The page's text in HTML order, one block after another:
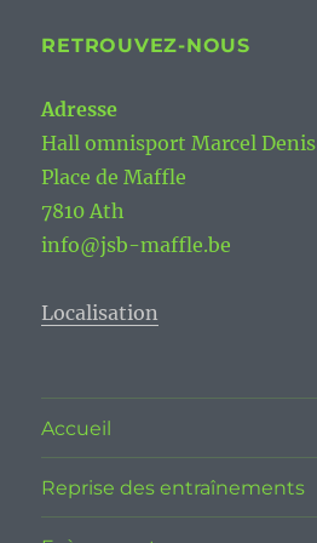
RETROUVEZ-NOUS
Adresse
Hall omnisport Marcel Denis
Place de Maffle
7810 Ath
info@jsb-maffle.be
Localisation
Accueil
Reprise des entraînements